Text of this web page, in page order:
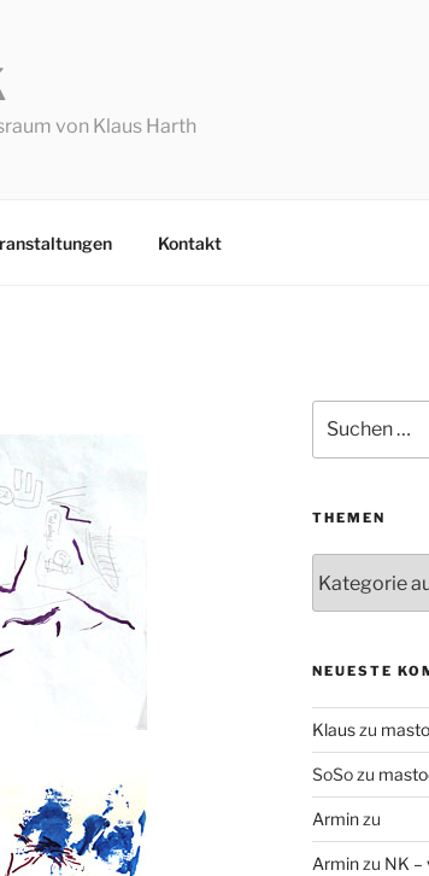
von Klaus Harth
Kontakt
nach:
THEMEN
NEUESTE
Klauszu
SoSozu
Arminzu
Arminzu NK –